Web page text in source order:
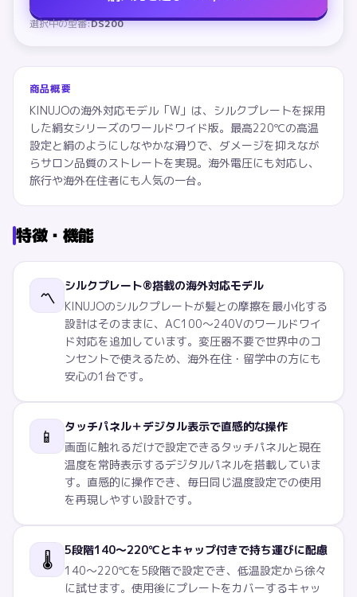
選択中の型番:DS200
商品概要
KINUJOの海外対応モデル「W」は、シルクプレートを採用
した絹女シリーズのワールドワイド版。最高220℃の高温
設定と絹のようにしなやかな滑りで、ダメージを抑えなが
らサロン品質のストレートを実現。海外電圧にも対応し、
旅行や海外在住者にも人気の一台。
特徴・機能
〽️
シルクプレート®搭載の海外対応モデル
KINUJOのシルクプレートが髪との摩擦を最小化する
設計はそのままに、AC100〜240Vのワールドワイ
ド対応を追加しています。変圧器不要で世界中のコ
ンセントで使えるため、海外在住・留学中の方にも
安心の1台です。
📱
タッチパネル＋デジタル表示で直感的な操作
画面に触れるだけで設定できるタッチパネルと現在
温度を常時表示するデジタルパネルを搭載していま
す。直感的に操作でき、毎日同じ温度設定での使用
を再現しやすい設計です。
🌡️
5段階140〜220℃とキャップ付きで持ち運びに配慮
140〜220℃を5段階で設定でき、低温設定から徐々
に試せます。使用後にプレートをカバーするキャッ